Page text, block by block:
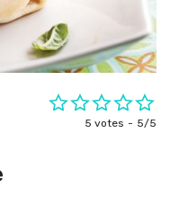
5 votes 5/5